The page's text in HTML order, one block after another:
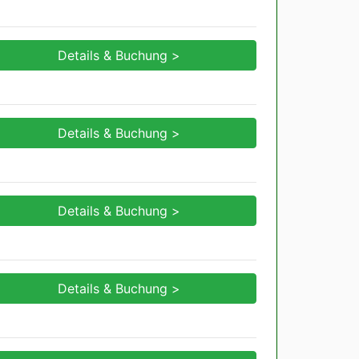
Details & Buchung >
Details & Buchung >
Details & Buchung >
Details & Buchung >